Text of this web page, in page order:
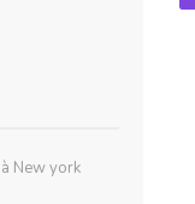
New york